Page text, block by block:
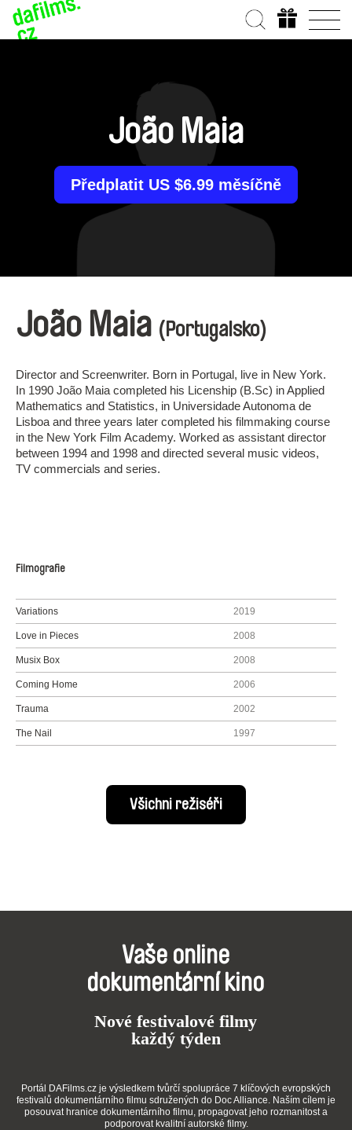
João Maia
Předplatit US $6.99 měsíčně
João Maia (Portugalsko)
Director and Screenwriter. Born in Portugal, live in New York.
In 1990 João Maia completed his Licenship (B.Sc) in Applied
Mathematics and Statistics, in Universidade Autonoma de
Lisboa and three years later completed his filmmaking course
in the New York Film Academy. Worked as assistant director
between 1994 and 1998 and directed several music videos,
TV commercials and series.
Filmografie
Variations 2019
Love in Pieces 2008
Musix Box 2008
Coming Home 2006
Trauma 2002
The Nail 1997
Všichni režiséři
Vaše online
dokumentární kino
Nové festivalové filmy
každý týden
Portál DAFilms.cz je výsledkem tvůrčí spolupráce 7 klíčových evropských
festivalů dokumentárního filmu sdružených do Doc Alliance. Naším cílem je
posouvat hranice dokumentárního filmu, propagovat jeho rozmanitost a
podporovat kvalitní autorské filmy.